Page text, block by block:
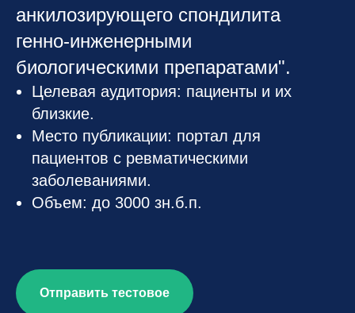
анкилозирующего спондилита
генно-инженерными
биологическими препаратами".
Целевая аудитория: пациенты и их
близкие.
Место публикации: портал для
пациентов с ревматическими
заболеваниями.
Объем: до 3000 зн.б.п.
Отправить тестовое